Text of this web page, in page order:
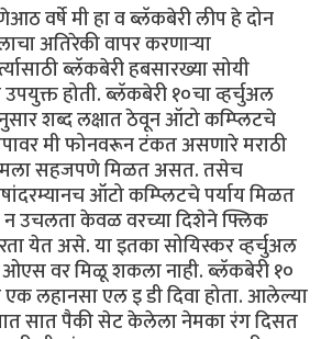
वर्षे मी हा व ब्लॅकबेरी लीप हे दोन
अतिरेकी वापर करणार्‍या
ब्लॅकबेरी हबसारख्या सोयी
होती. ब्लॅकबेरी १०चा व्हर्चुअल
शब्द लक्षात ठेवून ऑटो कम्प्लिटचे
मी फोनवरून टंकत असणारे मराठी
मला सहजपणे मिळत असत. तसेच
ऑटो कम्प्लिटचे पर्याय मिळत
उचलता केवळ वरच्या दिशेने फ्लिक
येत असे. या इतका सोयिस्कर व्हर्चुअल
वर मिळू शकला नाही. ब्लॅकबेरी १०
एक लहानसा एल इ डी दिवा होता. आलेल्या
सात पैकी सेट केलेला नेमका रंग दिसत